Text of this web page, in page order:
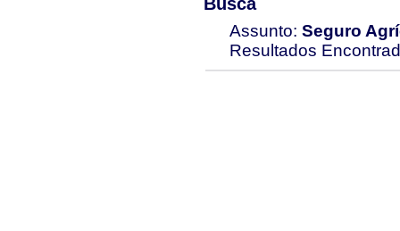
Assunto: Seguro
Resultados